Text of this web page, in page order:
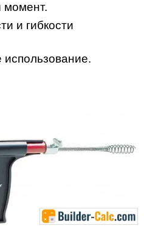
момент.
и гибкости